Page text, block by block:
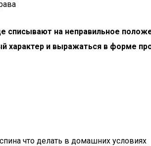
списывают на неправильное
характер и выражаться в форме
что делать в домашних условиях